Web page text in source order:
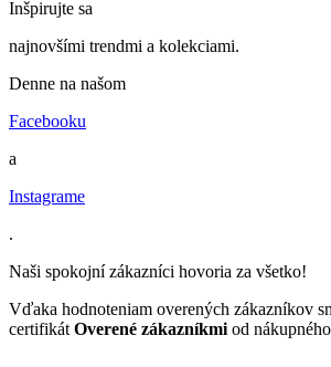
Inšpirujte sa
najnovšími trendmi a kolekciami.
Denne na našom
Facebooku
a
Instagrame
.
Naši spokojní zákazníci hovoria za všetko!
Vďaka hodnoteniam overených zákazníkov
certifikát Overené zákazníkmi od